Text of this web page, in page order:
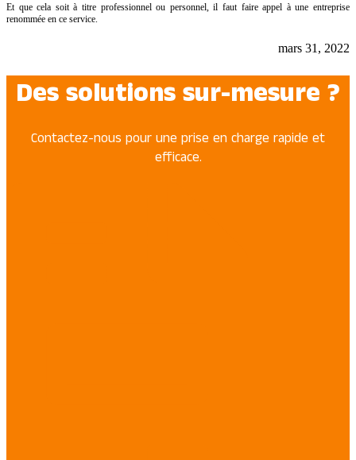
Et que cela soit à titre professionnel ou personnel, il faut faire appel à une entreprise
renommée en ce service.
mars 31, 2022
Des solutions sur-mesure ?
Contactez-nous pour une prise en charge rapide et
efficace.